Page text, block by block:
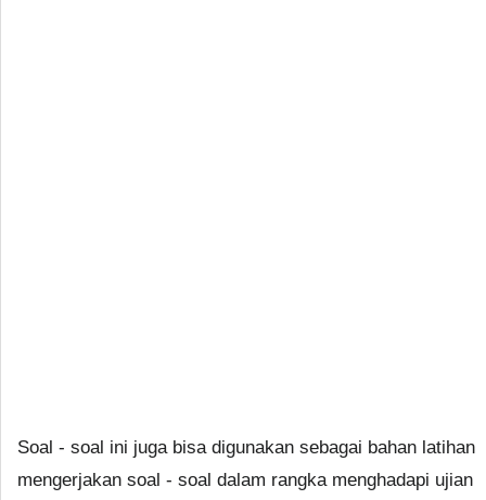
Soal - soal ini juga bisa digunakan sebagai bahan latihan
mengerjakan soal - soal dalam rangka menghadapi ujian